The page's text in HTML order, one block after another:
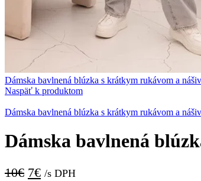
Dámska bavlnená blúzka s krátkym rukávom a
Naspäť k produktom
Dámska bavlnená blúzka s krátkym rukávom a
Dámska bavlnená
10€ Original
7€Current
/s DPH